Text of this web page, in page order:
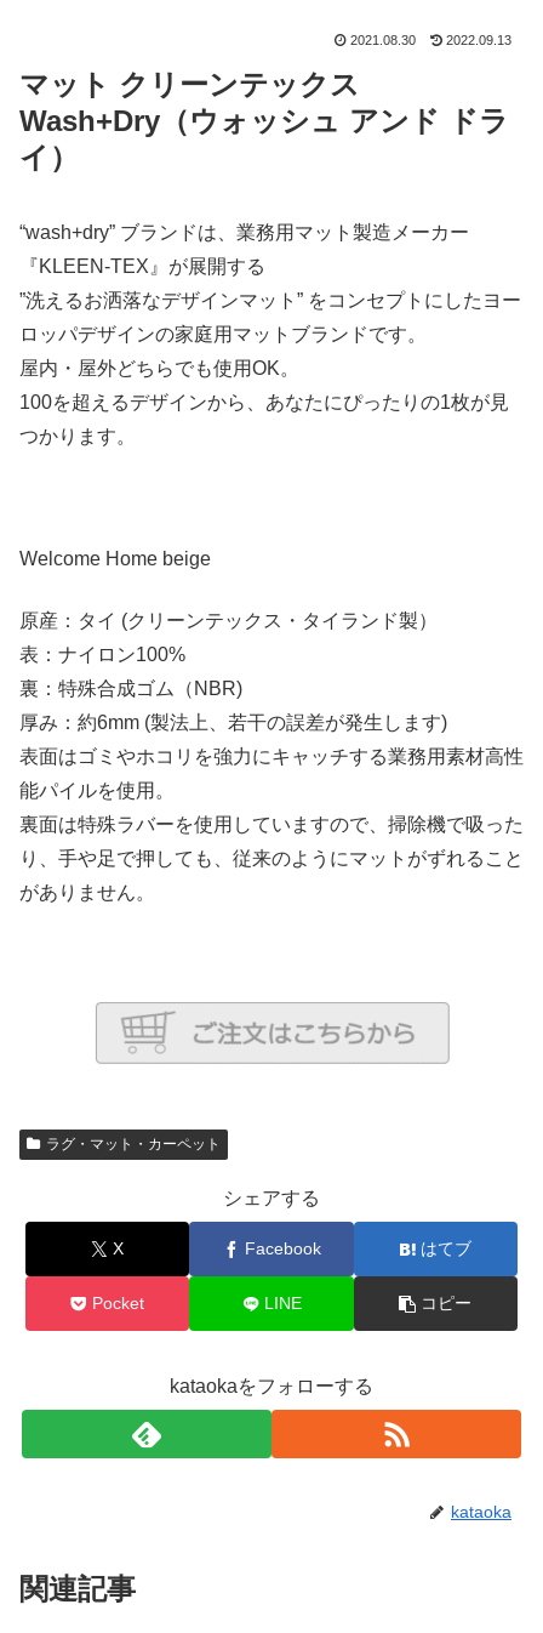
2021.08.30 2022.09.13
マット クリーンテックス
Wash+Dry（ウォッシュ アンド ドラ
イ）
“wash+dry” ブランドは、業務用マット製造メーカー
『KLEEN-TEX』が展開する
”洗えるお洒落なデザインマット” をコンセプトにしたヨー
ロッパデザインの家庭用マットブランドです。
屋内・屋外どちらでも使用OK。
100を超えるデザインから、あなたにぴったりの1枚が見
つかります。
Welcome Home beige
原産：タイ (クリーンテックス・タイランド製）
表：ナイロン100%
裏：特殊合成ゴム（NBR)
厚み：約6mm (製法上、若干の誤差が発生します)
表面はゴミやホコリを強力にキャッチする業務用素材高性
能パイルを使用。
裏面は特殊ラバーを使用していますので、掃除機で吸った
り、手や足で押しても、従来のようにマットがずれること
がありません。
ラグ・マット・カーペット
シェアする
X Facebook はてブ
Pocket LINE コピー
kataokaをフォローする
kataoka
関連記事